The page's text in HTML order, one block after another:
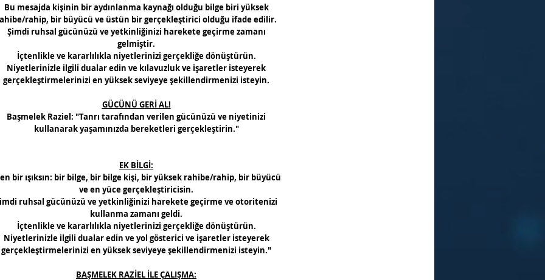
Bu mesajda kişinin bir aydınlanma kaynağı olduğu bilge biri yüksek
rahip, bir büyücü ve üstün bir gerçekleştirici olduğu ifade edilir.
Şimdi ruhsal gücünüzü ve yetkinliğinizi harekete geçirme zamanı
gelmiştir.
İçtenlikle ve kararlılıkla niyetlerinizi gerçekliğe dönüştürün.
Niyetlerinizle ilgili dualar edin ve kılavuzluk ve işaretler isteyerek
gerçekleştirmelerinizi en yüksek seviyeye şekillendirmenizi isteyin.
GÜCÜNÜ GERİ AL!
Başmelek Raziel: "Tanrı tarafından verilen gücünüzü ve niyetinizi
kullanarak yaşamınızda bereketleri gerçekleştirin."
EK BİLGİ:
bir ışıksın: bir bilge, bir bilge kişi, bir yüksek rahibe/rahip, bir büyücü
ve en yüce gerçekleştiricisin.
ruhsal gücünüzü ve yetkinliğinizi harekete geçirme ve otoritenizi
kullanma zamanı geldi.
İçtenlikle ve kararlılıkla niyetlerinizi gerçekliğe dönüştürün.
Niyetlerinizle ilgili dualar edin ve yol gösterici ve işaretler isteyerek
gerçekleştirmelerinizi en yüksek seviyeye şekillendirmenizi isteyin."
BAŞMELEK RAZİEL İLE ÇALIŞMA: